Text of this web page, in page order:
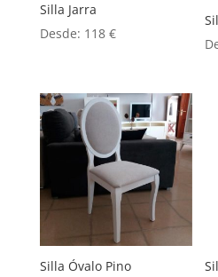
Silla Jarra
Desde: 118 €
Silla Óvalo Pino